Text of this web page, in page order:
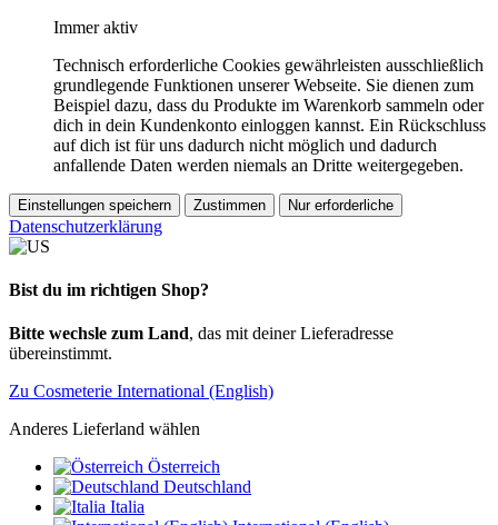
Immer aktiv
Technisch erforderliche Cookies gewährleisten ausschließlich
grundlegende Funktionen unserer Webseite. Sie dienen zum
Beispiel dazu, dass du Produkte im Warenkorb sammeln oder
dich in dein Kundenkonto einloggen kannst. Ein Rückschluss
auf dich ist für uns dadurch nicht möglich und dadurch
anfallende Daten werden niemals an Dritte weitergegeben.
Einstellungen speichern Zustimmen Nur erforderliche
Datenschutzerklärung
Bist du im richtigen Shop?
Bitte wechsle zum Land, das mit deiner Lieferadresse
übereinstimmt.
Zu Cosmeterie International (English)
Anderes Lieferland wählen
Österreich
Deutschland
Italia